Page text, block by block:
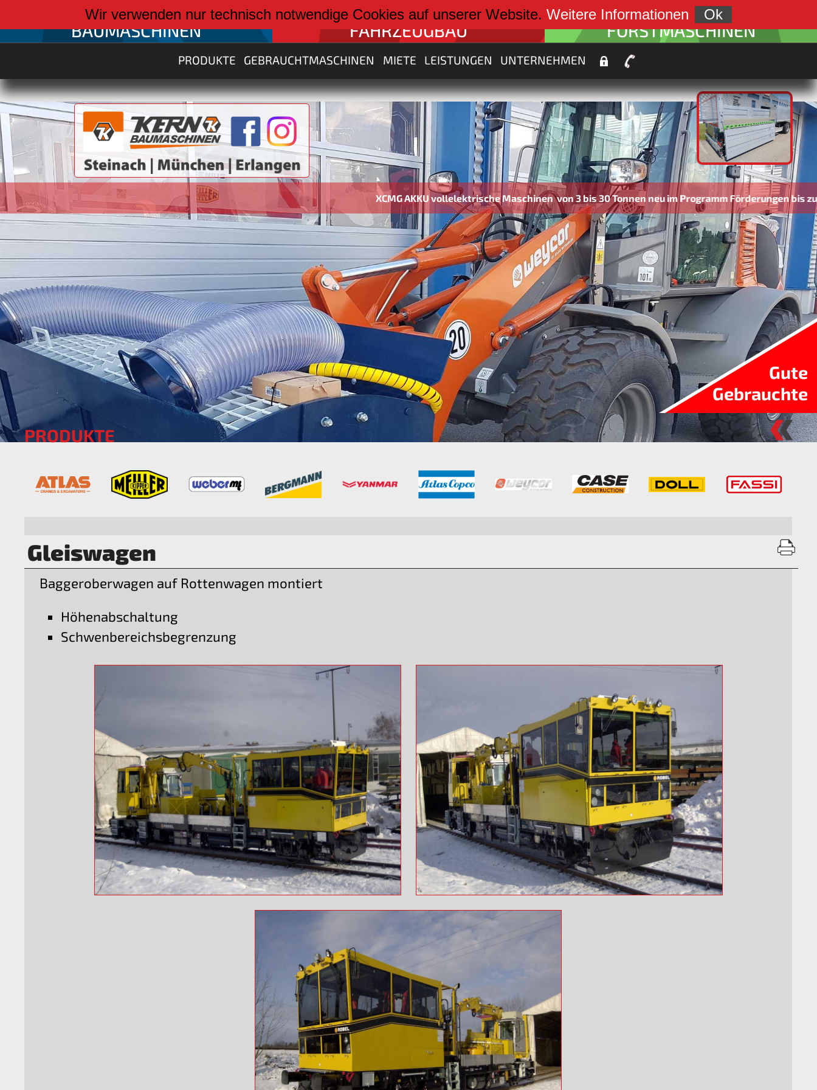
XCMG AKKU vollelektrische Maschinen von 3 bis 30 Tonnen neu im Programm Förderungen bis zu 45%
weiter zu:
BAUMASCHINEN
weiter zu:
FAHRZEUGBAU
weiter zu:
FORSTMASCHINEN
PRODUKTE GEBRAUCHTMASCHINEN MIETE LEISTUNGEN UNTERNEHMEN
Gute
Gebrauchte
PRODUKTE
Gleiswagen
Baggeroberwagen auf Rottenwagen montiert
Höhenabschaltung
Schwenbereichsbegrenzung
Wir verwenden nur technisch notwendige Cookies auf unserer Website. Weitere Informationen Ok